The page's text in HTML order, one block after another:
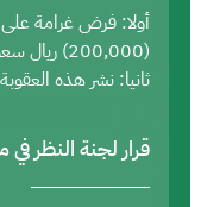
أولا: فرض غرامة على
(200,000) ريال سعودي.
ثانيا: نشر هذه
قرار لجنة النظر